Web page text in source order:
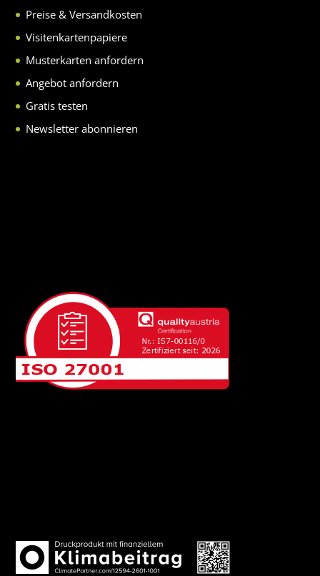
Preise & Versandkosten
Visitenkartenpapiere
Musterkarten anfordern
Angebot anfordern
Gratis testen
Newsletter abonnieren